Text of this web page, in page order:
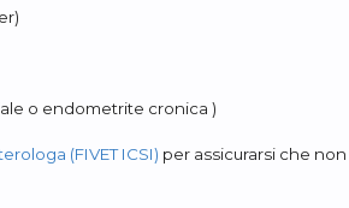
o endometrite cronica )
(FIVET ICSI) per assicurarsi che